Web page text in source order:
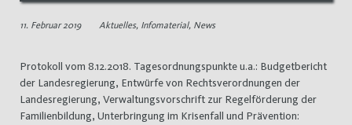
11. Februar 2019 Aktuelles, Infomaterial, News
Protokoll vom 8.12.2018. Tagesordnungspunkte u.a.: Budgetbericht
der Landesregierung, Entwürfe von Rechtsverordnungen der
Landesregierung, Verwaltungsvorschrift zur Regelförderung der
Familienbildung, Unterbringung im Krisenfall und Prävention: